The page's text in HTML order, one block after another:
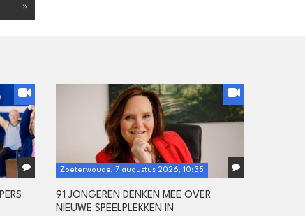
»
Zoeterwoude, 7 augustus 2026, 10:35
91 JONGEREN DENKEN MEE OVER
NIEUWE SPEELPLEKKEN IN